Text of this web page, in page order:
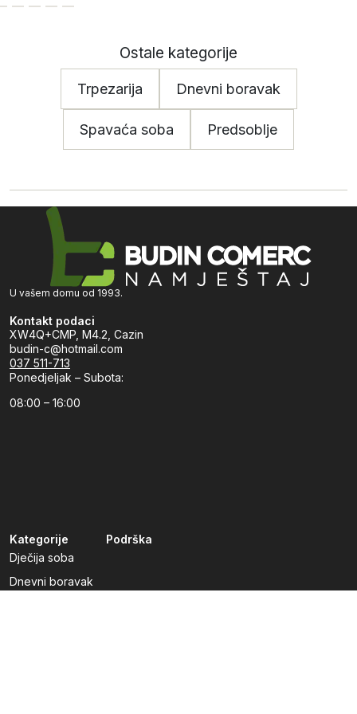
Ostale kategorije
Trpezarija Dnevni boravak
Spavaća soba Predsoblje
U vašem domu od 1993.
Kontakt podaci
XW4Q+CMP, M4.2, Cazin
budin-c@hotmail.com
037 511-713
Ponedjeljak – Subota:
08:00 – 16:00
Kategorije
Dječija soba
Dnevni boravak
Podrška